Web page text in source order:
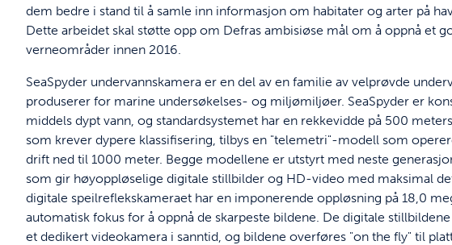
dem bedre i stand til å samle inn informasjon om habitater og arter på
Dette arbeidet skal støtte opp om Defras ambisiøse mål om å oppnå et
verneområder innen 2016.
SeaSpyder undervannskamera er en del av en familie av velprøvde
produserer for marine undersøkelses- og miljømiljøer. SeaSpyder er
middels dypt vann, og standardsystemet har en rekkevidde på 500
som krever dypere klassifisering, tilbys en "telemetri"-modell som
drift ned til 1000 meter. Begge modellene er utstyrt med neste
som gir høyoppløselige digitale stillbilder og HD-video med maksimal
digitale speilreflekskameraet har en imponerende oppløsning på 18,0
automatisk fokus for å oppnå de skarpeste bildene. De digitale
et dedikert videokamera i sanntid, og bildene overføres "on the fly" til